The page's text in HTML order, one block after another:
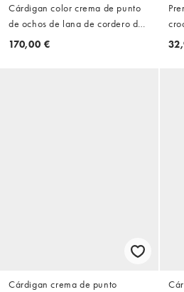
Cárdigan color crema de punto
de ochos de lana de cordero de
GANT
170,00 €
Cárdigan crema de punto